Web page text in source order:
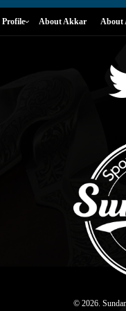
Profile About Akkar About
© 2026.